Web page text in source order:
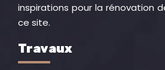
inspirations pour la rénovation
ce site.
Travaux